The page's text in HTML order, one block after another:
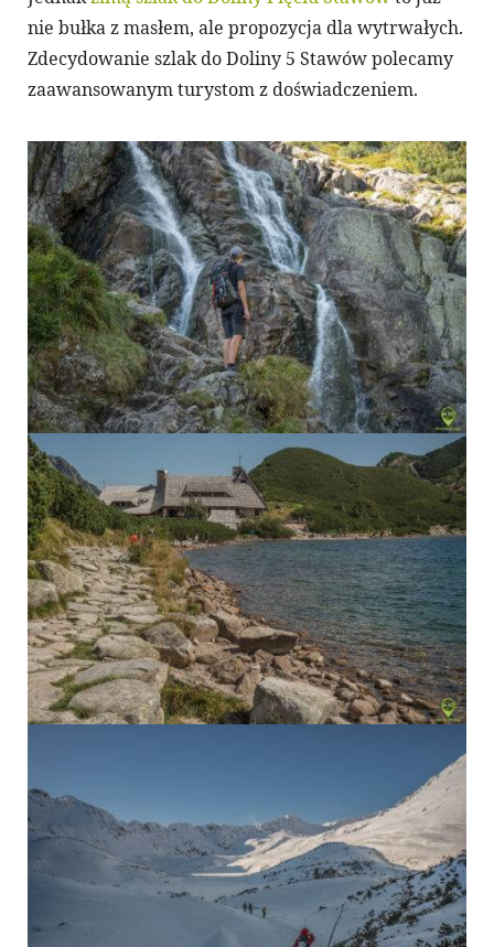
nie bułka z masłem, ale propozycja dla wytrwałych.
Zdecydowanie szlak do Doliny 5 Stawów polecamy
zaawansowanym turystom z doświadczeniem.